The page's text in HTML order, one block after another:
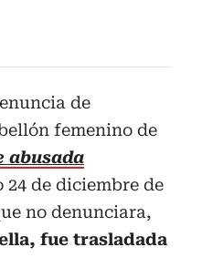
de
femenino de
abusada
24 de diciembre de
no denunciara,
fue trasladada